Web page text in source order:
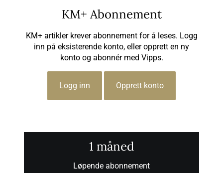
KM+ Abonnement
KM+ artikler krever abonnement for å leses. Logg
inn på eksisterende konto, eller opprett en ny
konto og abonnér med Vipps.
Logg inn Opprett konto
1 måned
Løpende abonnement